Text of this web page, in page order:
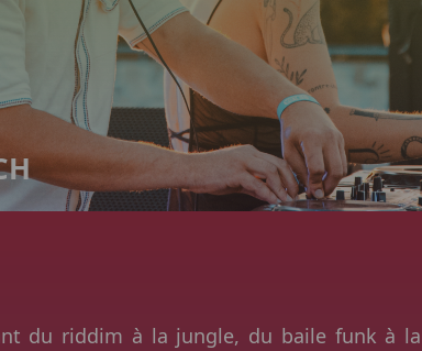
du riddim à la jungle, du baile funk à la